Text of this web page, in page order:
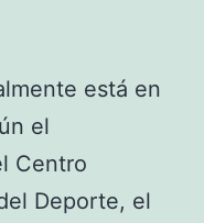
está en
el
Centro
Deporte, el